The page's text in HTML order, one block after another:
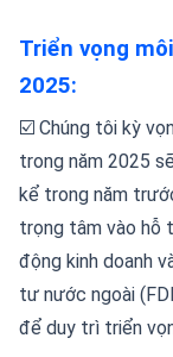
Triển vọng
2025:
☑️ Chúng tôi kỳ vọ
trong năm 2025 sẽ
kể trong năm trướ
trọng tâm vào hỗ
động kinh doanh v
tư nước ngoài
để duy trì triển vọ